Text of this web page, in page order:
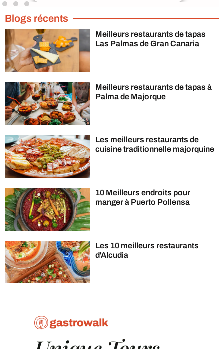
Blogs récents
Meilleurs restaurants de tapas
Las Palmas de Gran Canaria
Meilleurs restaurants de tapas à
Palma de Majorque
Les meilleurs restaurants de
cuisine traditionnelle majorquine
10 Meilleurs endroits pour
manger à Puerto Pollensa
Les 10 meilleurs restaurants
d'Alcudia